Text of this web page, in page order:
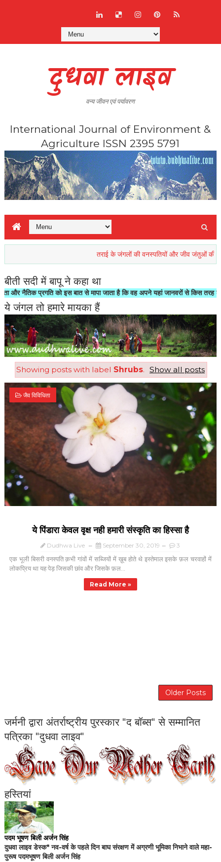
दुधवा लाइव
वन्य जीवन एवं पर्यावरण
International Journal of Environment &
Agriculture ISSN 2395 5791
तराई के जंगलों की वनस्पतियों और जीव जंतुओं की रिहाइश
बीती सदी में बापू ने कहा था
प्रगति को इस बात से मापा जाता है कि वह अपने यहां जानवरों से किस तरह का सलूक
ये जंगल तो हमारे मायका हैं
Showing posts with label Shrubs. Show all posts
जैव विविधिता
ये पिंडारा केवल वृक्ष नही हमारी संस्कृति का हिस्सा है
Dudhwa Live September 30, 2019 3
एक भूली बिसरी वनस्पति क़भी गांवों में सब्जियों में ख़ूब होते थे इस्तेमाल इसके फ़ल चरवाहों में
लोकप्रिय था यह पेड़ जिसकी छांव और जिसके फ़ल...
Read More »
Older Posts
जर्मनी द्वारा अंतर्राष्ट्रीय पुरस्कार "द बॉब्स" से सम्मानित
पत्रिका "दुधवा लाइव"
हस्तियां
पदम भूषण बिली अर्जन सिंह
दुधवा लाइव डेस्क* नव-वर्ष के पहले दिन बाघ संरक्षण में अग्रणी भूमिका निभाने वाले महा-
पुरूष पदमभूषण बिली अर्जन सिंह